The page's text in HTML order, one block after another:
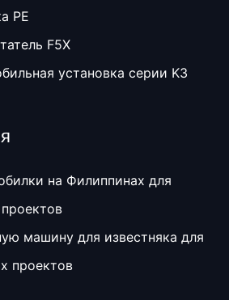
PE
F5X
установка серии K3
на Филиппинах для
машину для известняка для
проектов